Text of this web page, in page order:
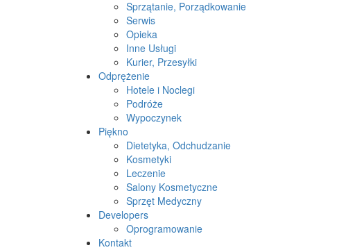
Sprzątanie, Porządkowanie
Serwis
Opieka
Inne Usługi
Kurier, Przesyłki
Odprężenie
Hotele i Noclegi
Podróże
Wypoczynek
Piękno
Dietetyka, Odchudzanie
Kosmetyki
Leczenie
Salony Kosmetyczne
Sprzęt Medyczny
Developers
Oprogramowanie
Kontakt